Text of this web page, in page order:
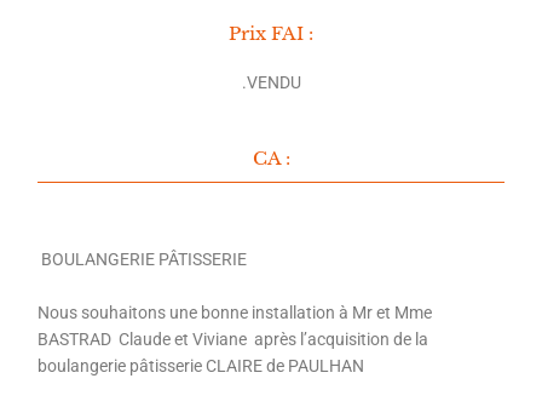
Prix FAI :
.VENDU
CA :
BOULANGERIE PÂTISSERIE
Nous souhaitons une bonne installation à Mr et Mme
BASTRAD Claude et Viviane après l’acquisition de la
boulangerie pâtisserie CLAIRE de PAULHAN